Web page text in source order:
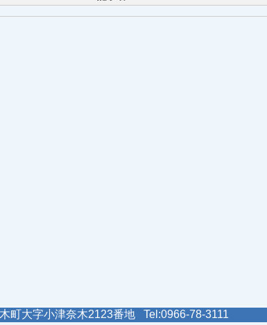
町大字小津奈木2123番地 Tel:0966-78-3111